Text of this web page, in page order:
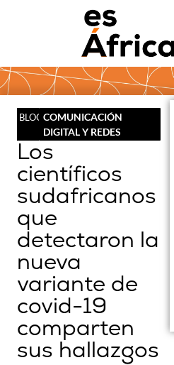
BLOG COMUNICACIÓN
DIGITAL Y REDES
Los
científicos
sudafricanos
que
detectaron la
nueva
variante de
covid-19
comparten
sus hallazgos